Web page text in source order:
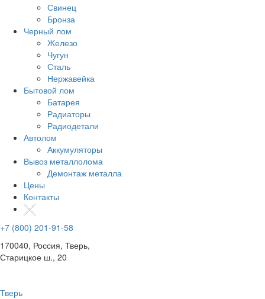
Свинец
Бронза
Черный лом
Железо
Чугун
Сталь
Нержавейка
Бытовой лом
Батарея
Радиаторы
Радиодетали
Автолом
Аккумуляторы
Вывоз металлолома
Демонтаж металла
Цены
Контакты
+7 (800) 201-91-58
170040, Россия, Тверь,
Старицкое ш., 20
Тверь